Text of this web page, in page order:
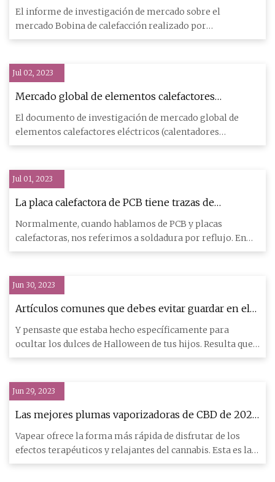
2023 a 2029 por regiones clave y principales
actores clave como Sandvik Materials Technology,
ZI Heating Element Technologies, Escorts Limited,
El informe de investigación de mercado sobre el
mercado Bobina de calefacción realizado por
MarketsandResearch.biz estim
Jul 02, 2023
Mercado global de elementos calefactores
eléctricos (calentadores eléctricos) analizado con
tendencias y oportunidades para 2029
El documento de investigación de mercado global de
elementos calefactores eléctricos (calentadores
eléctricos) presenta
Jul 01, 2023
La placa calefactora de PCB tiene trazas de
elementos calefactores integrados
Normalmente, cuando hablamos de PCB y placas
calefactoras, nos referimos a soldadura por reflujo. En
esta construcción
Jun 30, 2023
Artículos comunes que debes evitar guardar en el
cajón debajo del horno
Y pensaste que estaba hecho específicamente para
ocultar los dulces de Halloween de tus hijos. Resulta que
el cajón de
Jun 29, 2023
Las mejores plumas vaporizadoras de CBD de 2023:
las mejores opciones a considerar
Vapear ofrece la forma más rápida de disfrutar de los
efectos terapéuticos y relajantes del cannabis. Esta es la
razón